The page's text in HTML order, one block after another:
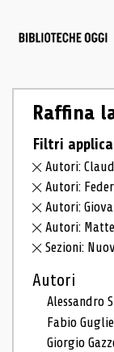
Raffina
Filtri
Autori:
Autori:
Autori:
Autori:
Sezioni:
Autori
Alessandro
Fabio
Giorgio